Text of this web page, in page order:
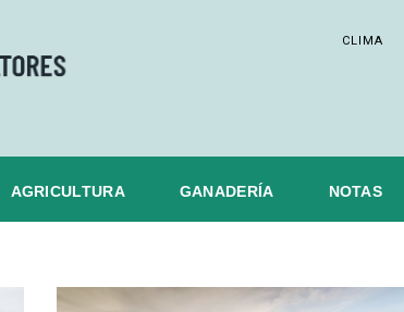
CLIMA
AGRICULTURA GANADERÍA NOTAS